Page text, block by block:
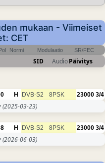
mukaan - Viimeiset
CET
Pol Normi Modulaatio SR/FEC
SID AudioPäivitys
H DVB-S2 8PSK 23000 3/4
(2025-03-23)
H DVB-S2 8PSK 23000 3/4
(2026-06-03)